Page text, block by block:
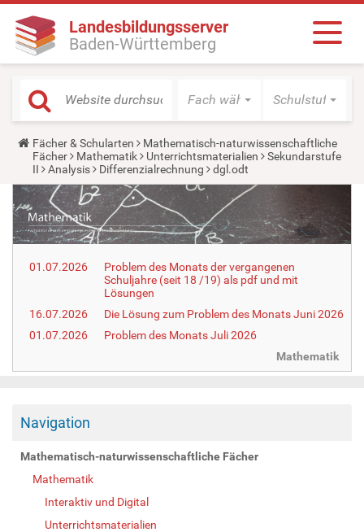
Landesbildungsserver
Baden-Württemberg
Fach wählen Schulstufe
Y
o
u
a
r
e
h
e
r
:
Fächer & Schularten
Mathematisch-naturwissenschaftliche
Fächer
Mathematik Unterrichtsmaterialien
Sekundarstufe
II
Analysis Differenzialrechnung dgl.odt
01.07.2026
Problem des Monats der vergangenen
Schuljahre (seit 18 /19) als pdf und mit
Lösungen
16.07.2026
Die Lösung zum Problem des Monats Juni 2026
01.07.2026
Problem des Monats Juli 2026
Mathematik
Navigation
Mathematisch-naturwissenschaftliche Fächer
Mathematik
Interaktiv und Digital
Unterrichtsmaterialien